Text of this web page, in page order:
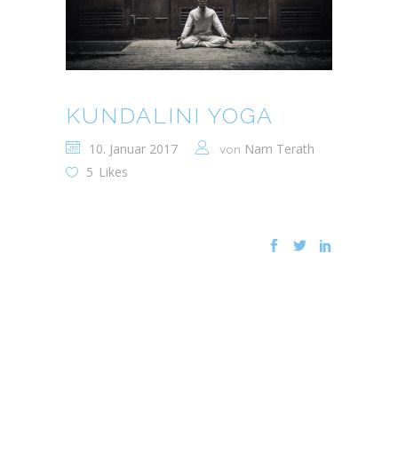
KUNDALINI YOGA
10. Januar 2017 von Nam Terath
5 Likes